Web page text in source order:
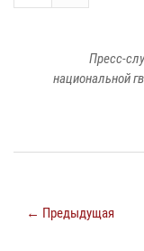
Пресс-
национальной
← Предыдущая